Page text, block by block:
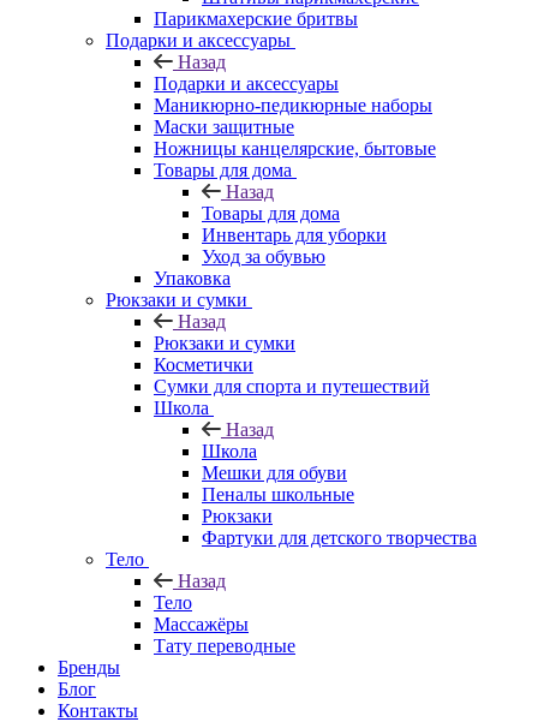
Парикмахерские бритвы
Подарки и аксессуары
Назад
Подарки и аксессуары
Маникюрно-педикюрные наборы
Маски защитные
Ножницы канцелярские, бытовые
Товары для дома
Назад
Товары для дома
Инвентарь для уборки
Уход за обувью
Упаковка
Рюкзаки и сумки
Назад
Рюкзаки и сумки
Косметички
Сумки для спорта и путешествий
Школа
Назад
Школа
Мешки для обуви
Пеналы школьные
Рюкзаки
Фартуки для детского творчества
Тело
Назад
Тело
Массажёры
Тату переводные
Бренды
Блог
Контакты